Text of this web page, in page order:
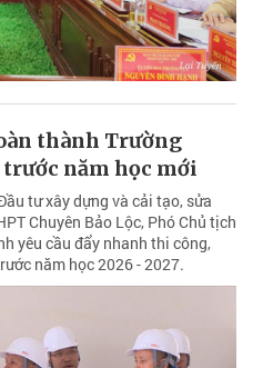
thành Trường
trước năm học mới
tư xây dựng và cải tạo, sửa
Chuyên Bảo Lộc, Phó Chủ tịch
yêu cầu đẩy nhanh thi công,
năm học 2026 - 2027.